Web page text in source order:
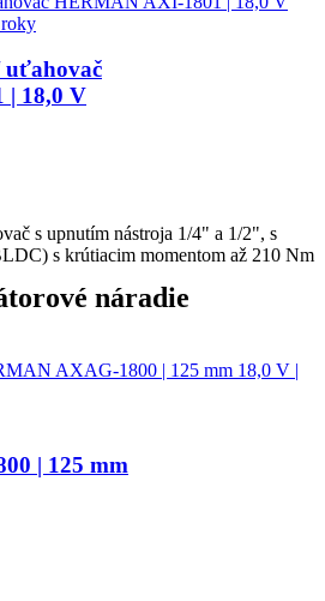
uťahovač
| 18,0 V
s upnutím nástroja 1/4" a 1/2", s
s krútiacim momentom až 210 Nm
náradie
| 125 mm